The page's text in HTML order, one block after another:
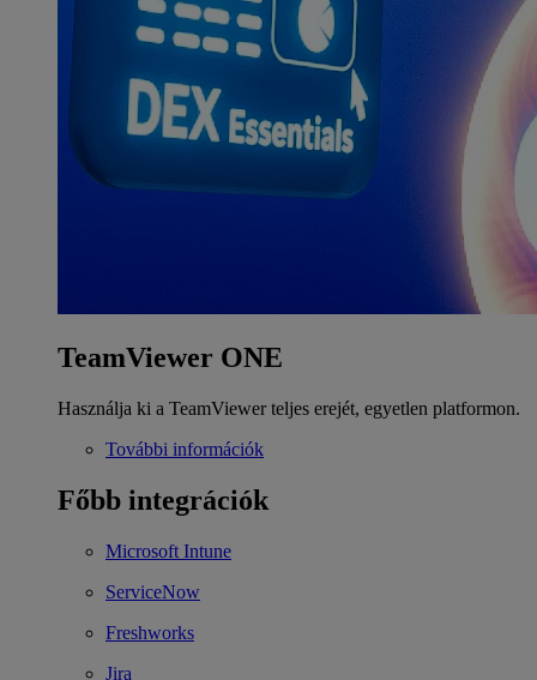
TeamViewer ONE
Használja ki a TeamViewer teljes erejét, egyetlen platformon.
További információk
Főbb integrációk
Microsoft Intune
ServiceNow
Freshworks
Jira